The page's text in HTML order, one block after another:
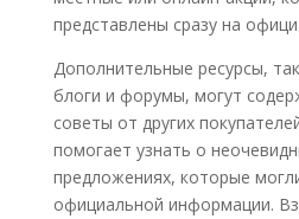
представлены сразу на
Дополнительные ресурсы,
блоги и форумы, могут
советы от других
помогает узнать о
предложениях, которые
официальной информации.